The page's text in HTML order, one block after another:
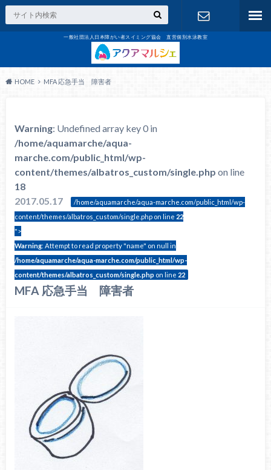
一般社団法人日本障がい者スイミング協会 直営個別水泳教室
HOME MFA 応急手当 障害者
Warning: Undefined array key 0 in
/home/aquamarche/aqua-
marche.com/public_html/wp-
content/themes/albatros_custom/single.php on line
18
2017.05.17
/home/aquamarche/aqua-marche.com/public_html/wp-
content/themes/albatros_custom/single.php on line 22
">
Warning: Attempt to read property "name" on null in
/home/aquamarche/aqua-marche.com/public_html/wp-
content/themes/albatros_custom/single.php on line 22
MFA 応急手当 障害者